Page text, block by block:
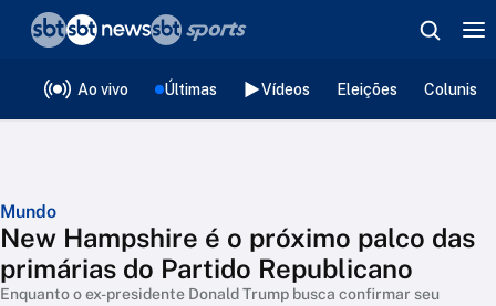
Ao vivo Últimas Vídeos Eleições
Mundo
New Hampshire é o próximo palco das
primárias do Partido Republicano
Enquanto o ex-presidente Donald Trump busca confirmar seu
❮voltar
Editorias